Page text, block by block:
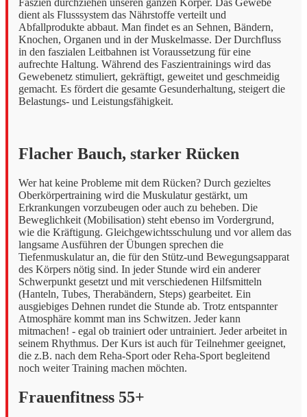
Faszien durchziehen unseren ganzen Körper. Das Gewebe
dient als Flusssystem das Nährstoffe verteilt und
Abfallprodukte abbaut. Man findet es an Sehnen, Bändern,
Knochen, Organen und in der Muskelmasse. Der Durchfluss
in den faszialen Leitbahnen ist Voraussetzung für eine
aufrechte Haltung. Während des Faszientrainings wird das
Gewebenetz stimuliert, gekräftigt, geweitet und geschmeidig
gemacht. Es fördert die gesamte Gesunderhaltung, steigert die
Belastungs- und Leistungsfähigkeit.
Flacher Bauch, starker Rücken
Wer hat keine Probleme mit dem Rücken? Durch gezieltes
Oberkörpertraining wird die Muskulatur gestärkt, um
Erkrankungen vorzubeugen oder auch zu beheben. Die
Beweglichkeit (Mobilisation) steht ebenso im Vordergrund,
wie die Kräftigung. Gleichgewichtsschulung und vor allem das
langsame Ausführen der Übungen sprechen die
Tiefenmuskulatur an, die für den Stütz-und Bewegungsapparat
des Körpers nötig sind. In jeder Stunde wird ein anderer
Schwerpunkt gesetzt und mit verschiedenen Hilfsmitteln
(Hanteln, Tubes, Therabändern, Steps) gearbeitet. Ein
ausgiebiges Dehnen rundet die Stunde ab. Trotz entspannter
Atmosphäre kommt man ins Schwitzen. Jeder kann
mitmachen! - egal ob trainiert oder untrainiert. Jeder arbeitet in
seinem Rhythmus. Der Kurs ist auch für Teilnehmer geeignet,
die z.B. nach dem Reha-Sport oder Reha-Sport begleitend
noch weiter Training machen möchten.
Frauenfitness 55+